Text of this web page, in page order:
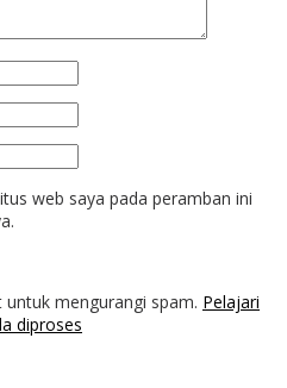
web saya pada peramban ini
mengurangi spam. Pelajari
diproses